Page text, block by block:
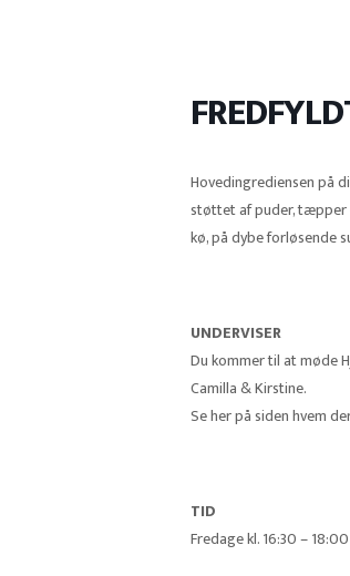
Hovedingrediensen på
støttet af puder, tæpper
kø, på dybe forløsende
UNDERVISER
Du kommer til at møde
Camilla & Kirstine.
Se her på siden hvem
TID
Fredage kl. 16:30 – 18:00